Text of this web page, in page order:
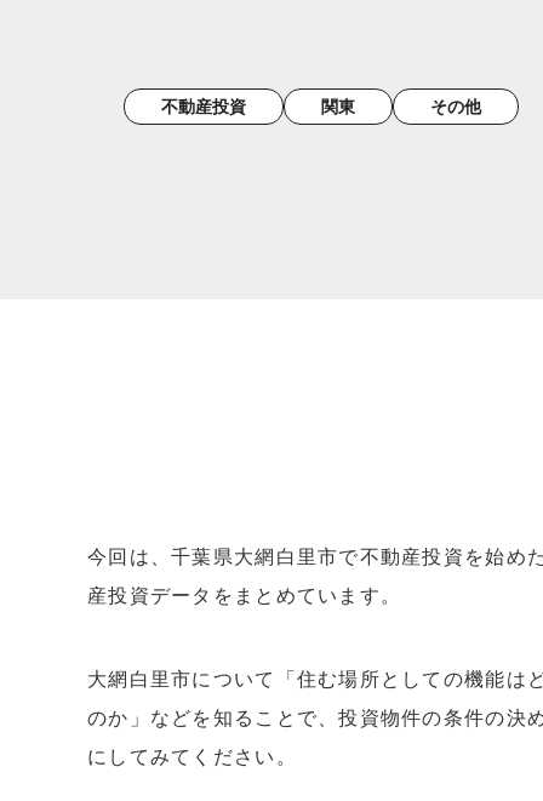
不動産投資 関東 その他
今回は、千葉県大網白里市で不動産投資を始め
産投資データをまとめています。
大網白里市について「住む場所としての機能は
のか」などを知ることで、投資物件の条件の決
にしてみてください。